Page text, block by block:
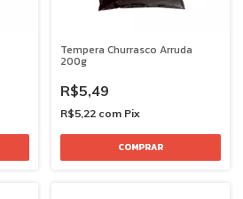
Tempera Churrasco Arruda
200g
R$5,49
R$5,22 com Pix